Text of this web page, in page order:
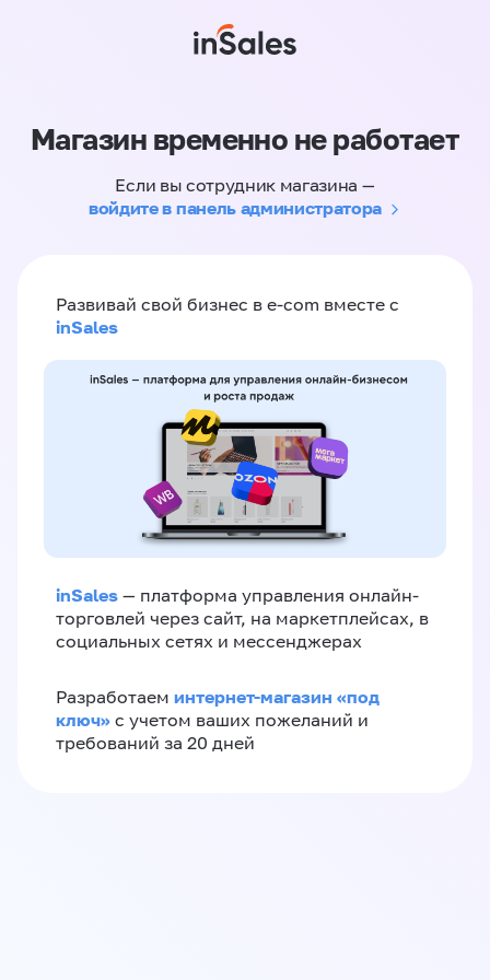
Магазин временно не работает
Если вы сотрудник магазина —
войдите в панель администратора
Развивай свой бизнес в e-com вместе с
inSales
inSales — платформа управления онлайн-
торговлей через сайт, на маркетплейсах, в
социальных сетях и мессенджерах
Разработаем интернет-магазин «‎под
ключ»‎ с учетом ваших пожеланий и
требований за 20 дней